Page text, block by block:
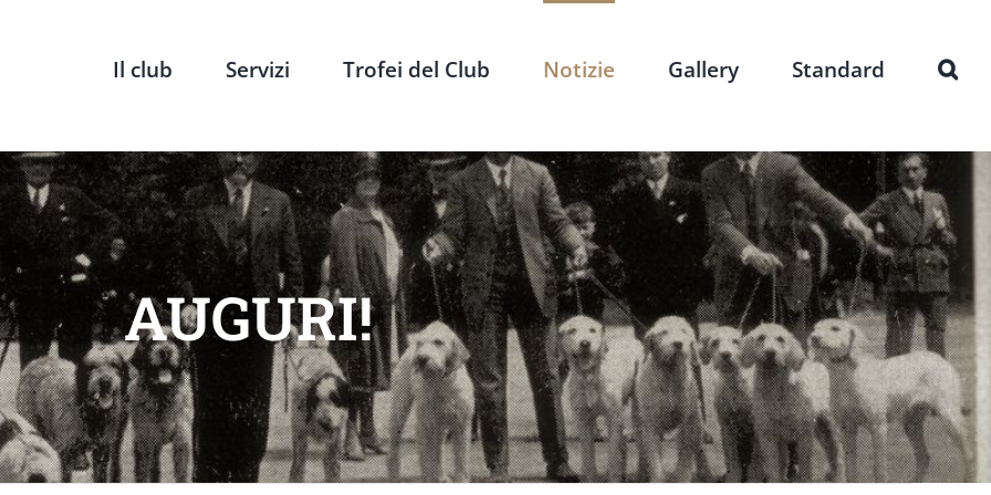
Il club Servizi Trofei del Club Notizie Gallery Standard
AUGURI!